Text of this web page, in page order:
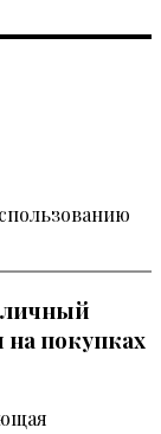
покупках